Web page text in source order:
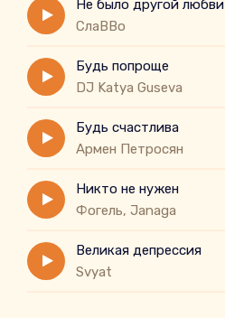
Не было другой любви
СлаВВо
Будь попроще
DJ Katya Guseva
Будь счастлива
Армен Петросян
Никто не нужен
Фогель, Janaga
Великая депрессия
Svyat